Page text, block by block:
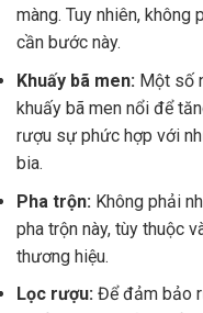
màng. Tuy nhiên,
cần bước này.
Khuấy bã men: Một số
khuấy bã men nổi để
rượu sự phức hợp với
bia.
Pha trộn: Không phải
pha trộn này, tùy thuộc
thương hiệu.
Lọc rượu: Để đảm bảo